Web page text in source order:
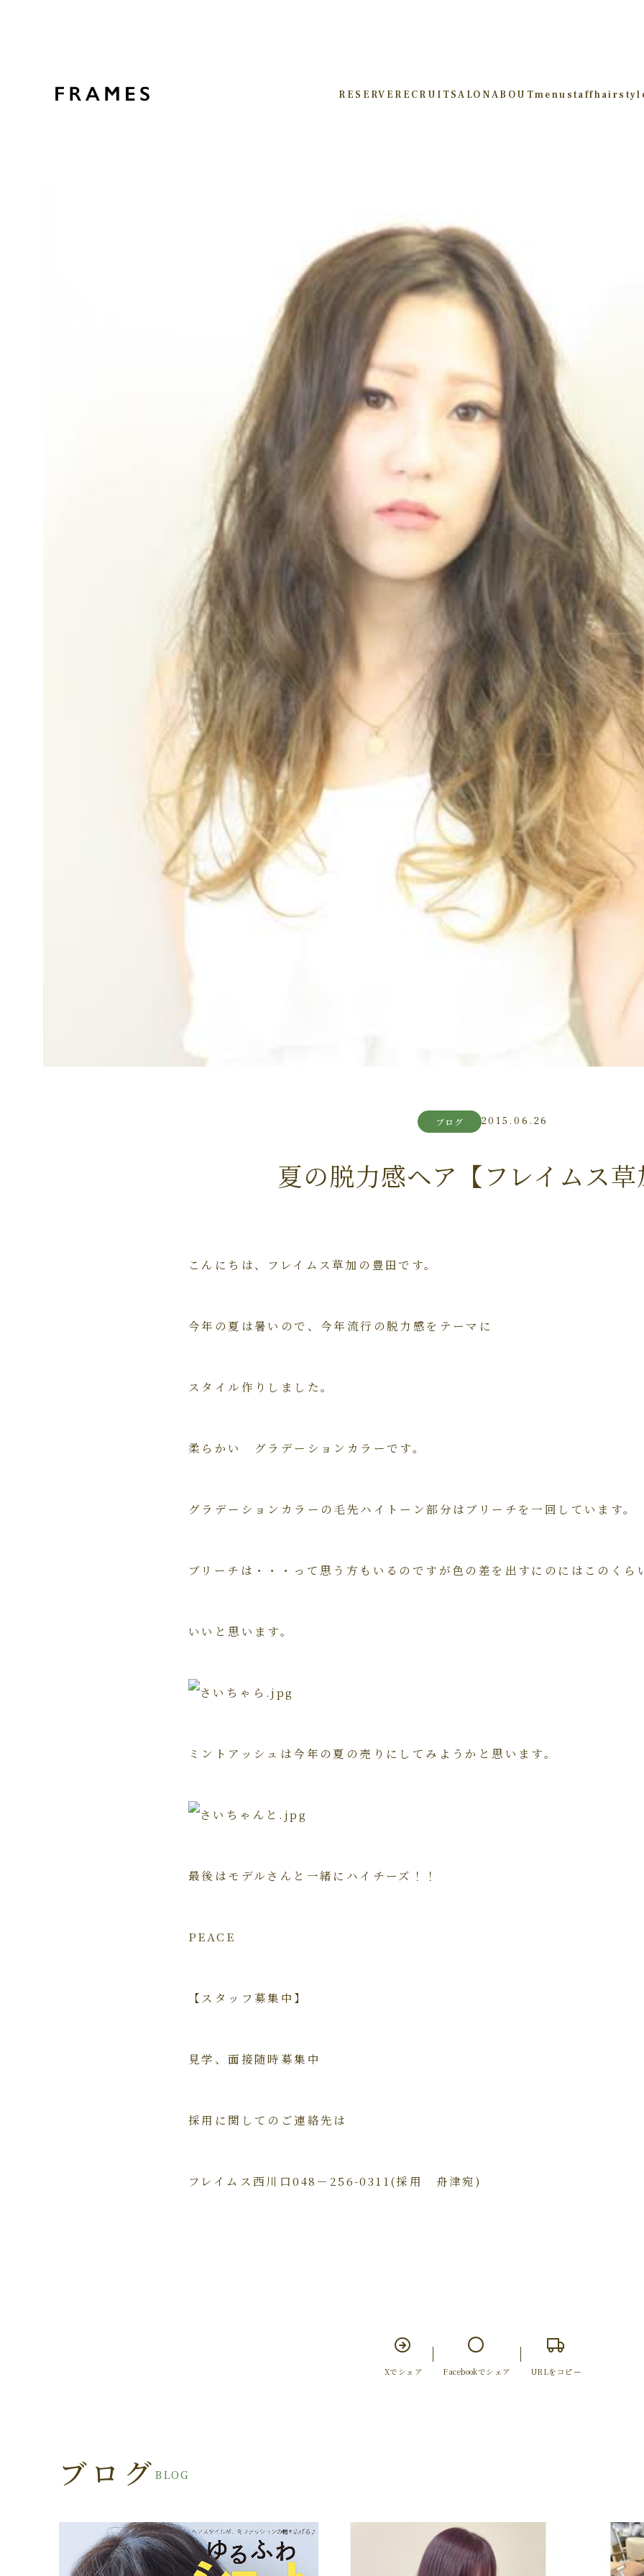
RESERVE RECRUITSALONABOUTmenu staff
ブログ 2015.06.26
夏の脱力感ヘア【フレイムス
こんにちは、フレイムス草加の豊田です。
今年の夏は暑いので、今年流行の脱力感をテーマに
スタイル作りしました。
柔らかい グラデーションカラーです。
グラデーションカラーの毛先ハイトーン部分はブリーチを一回しています。
ブリーチは・・・って思う方もいるのですが色の差を出すにのにはこのくら
いいと思います。
ミントアッシュは今年の夏の売りにしてみようかと思います。
最後はモデルさんと一緒にハイチーズ！！
PEACE
【スタッフ募集中】
見学、面接随時募集中
採用に関してのご連絡先は
フレイムス西川口048－256-0311(採用 舟津宛)
Xでシェア Facebookでシェア URLをコピー
BLOG
ブログ